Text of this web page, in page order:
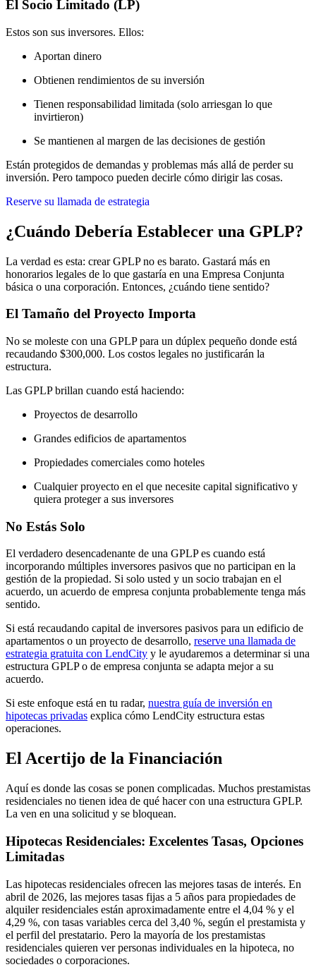
El Socio Limitado (LP)
Estos son sus inversores. Ellos:
Aportan dinero
Obtienen rendimientos de su inversión
Tienen responsabilidad limitada (solo arriesgan lo que
invirtieron)
Se mantienen al margen de las decisiones de gestión
Están protegidos de demandas y problemas más allá de perder su
inversión. Pero tampoco pueden decirle cómo dirigir las cosas.
Reserve su llamada de estrategia
¿Cuándo Debería Establecer una GPLP?
La verdad es esta: crear GPLP no es barato. Gastará más en
honorarios legales de lo que gastaría en una Empresa Conjunta
básica o una corporación. Entonces, ¿cuándo tiene sentido?
El Tamaño del Proyecto Importa
No se moleste con una GPLP para un dúplex pequeño donde está
recaudando $300,000. Los costos legales no justificarán la
estructura.
Las GPLP brillan cuando está haciendo:
Proyectos de desarrollo
Grandes edificios de apartamentos
Propiedades comerciales como hoteles
Cualquier proyecto en el que necesite capital significativo y
quiera proteger a sus inversores
No Estás Solo
El verdadero desencadenante de una GPLP es cuando está
incorporando múltiples inversores pasivos que no participan en la
gestión de la propiedad. Si solo usted y un socio trabajan en el
acuerdo, un acuerdo de empresa conjunta probablemente tenga más
sentido.
Si está recaudando capital de inversores pasivos para un edificio de
apartamentos o un proyecto de desarrollo, reserve una llamada de
estrategia gratuita con LendCity y le ayudaremos a determinar si una
estructura GPLP o de empresa conjunta se adapta mejor a su
acuerdo.
Si este enfoque está en tu radar, nuestra guía de inversión en
hipotecas privadas explica cómo LendCity estructura estas
operaciones.
El Acertijo de la Financiación
Aquí es donde las cosas se ponen complicadas. Muchos prestamistas
residenciales no tienen idea de qué hacer con una estructura GPLP.
La ven en una solicitud y se bloquean.
Hipotecas Residenciales: Excelentes Tasas, Opciones
Limitadas
Las hipotecas residenciales ofrecen las mejores tasas de interés. En
abril de 2026, las mejores tasas fijas a 5 años para propiedades de
alquiler residenciales están aproximadamente entre el 4,04 % y el
4,29 %, con tasas variables cerca del 3,40 %, según el prestamista y
el perfil del prestatario. Pero la mayoría de los prestamistas
residenciales quieren ver personas individuales en la hipoteca, no
sociedades o corporaciones.